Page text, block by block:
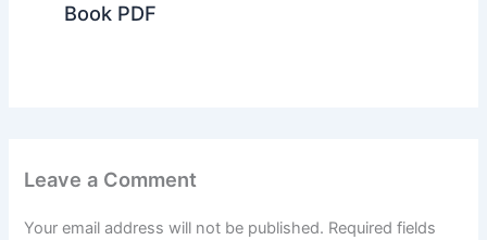
Book PDF
Leave a Comment
Your email address will not be published. Required fields